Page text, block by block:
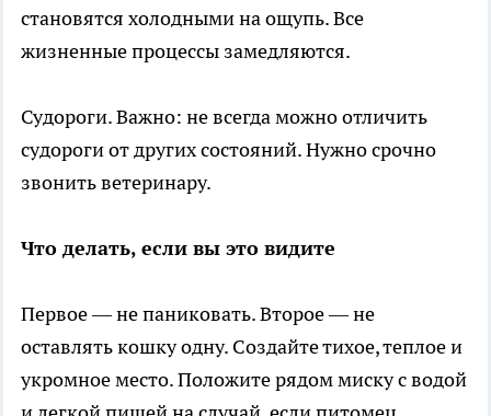
становятся холодными на ощупь. Все
жизненные процессы замедляются.
Судороги. Важно: не всегда можно отличить
судороги от других состояний. Нужно срочно
звонить ветеринару.
Что делать, если вы это видите
Первое — не паниковать. Второе — не
оставлять кошку одну. Создайте тихое, теплое и
укромное место. Положите рядом миску с водой